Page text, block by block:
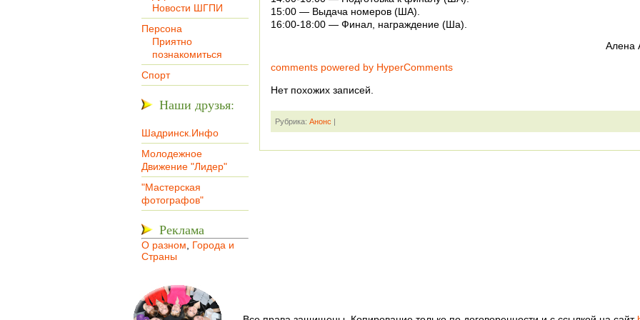
Новости ШГПИ
Персона
Приятно
познакомиться
Спорт
Наши друзья:
Шадринск.Инфо
Молодежное
Движение "Лидер"
"Мастерская
фотографов"
Реклама
О разном
Города и
Страны
15:00 — Выдача номеров (ША).
16:00-18:00 — Финал, награждение (Ша).
Алена
comments powered by HyperComments
Нет похожих записей.
Рубрика: Анонс